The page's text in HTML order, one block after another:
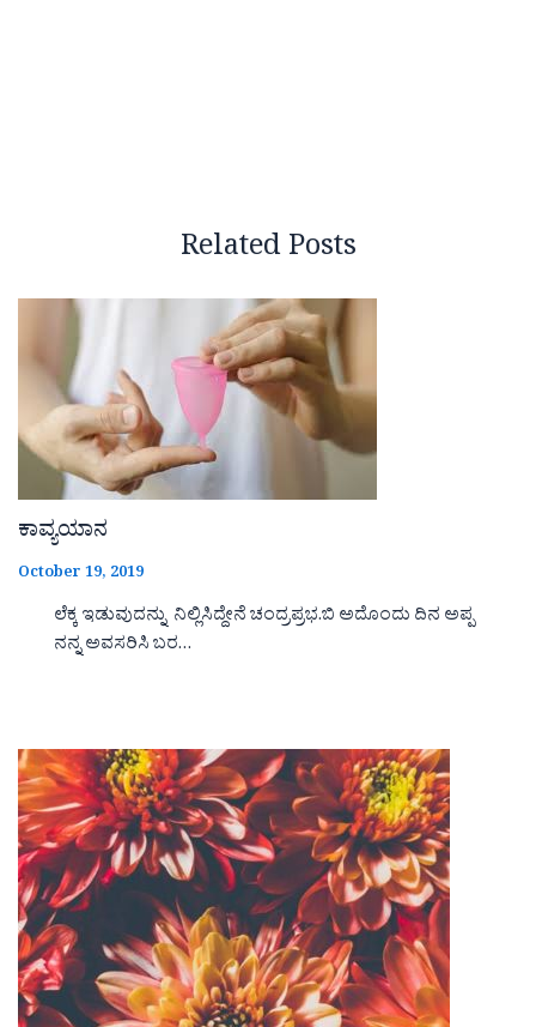
Related Posts
ಕಾವ್ಯಯಾನ
October 19, 2019
ಲೆಕ್ಕ ಇಡುವುದನ್ನು ನಿಲ್ಲಿಸಿದ್ದೇನೆ ಚಂದ್ರಪ್ರಭ.ಬಿ ಅದೊಂದು ದಿನ ಅಪ್ಪ
ನನ್ನ ಅವಸರಿಸಿ ಬರ…